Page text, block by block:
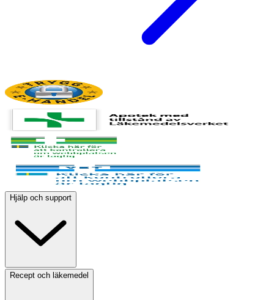
Hjälp och support
Recept och läkemedel